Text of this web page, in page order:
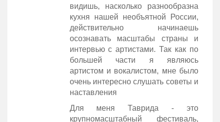
видишь, насколько разнообразна
кухня нашей необъятной России,
действительно начинаешь
осознавать масштабы страны и
интервью с артистами. Так как по
большей части я являюсь
артистом и вокалистом, мне было
очень интересно слушать советы и
наставления
Для меня Таврида - это
крупномасштабный фестиваль,